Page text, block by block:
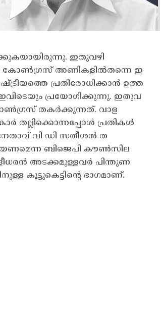
ഇതുവഴി
കോൺഗ്രസ്‌ അണികളിൽതന്നെ ഇ
പ്രതിരോധിക്കാൻ ഉത്ത
പ്രയോഗിക്കുന്നു. ഇതുവ
തകർക്കുന്നത്‌. വാള
പ്രതികൾ
വി ഡി സതീശൻ ത
ബിജെപി ക‍ൗൺസില
അടക്കമുള്ളവർ പിന്തുണ
കൂട്ടുകെട്ടിന്റെ ഭാഗമാണ്‌.